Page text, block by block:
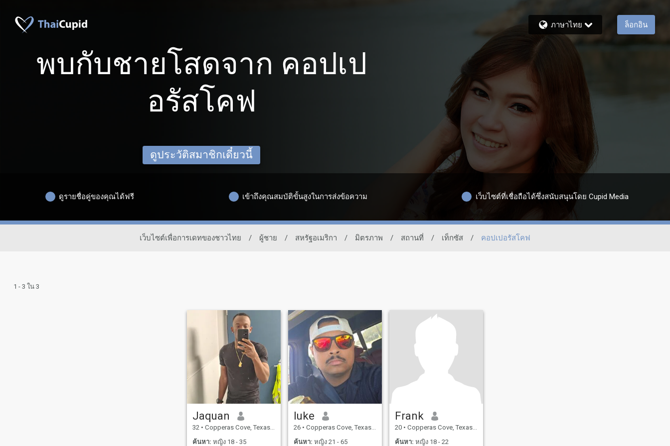
ภาษาไทย ล็อกอิน
พบกับชายโสดจาก คอปเป
อรัสโคฟ
ดูประวัติสมาชิกเดี๋ยวนี้
ดูรายชื่อคู่ของคุณได้ฟรี เข้าถึงคุณสมบัติขั้นสูงในการส่งข้อความ เว็บไซต์ที่เชื่อถือได้ซึ่งสนับสนุนโดย Cupid Media
เว็บไซต์เพื่อการเดทของชาวไทย / ผู้ชาย / สหรัฐอเมริกา / มิตรภาพ / สถานที่ / เท็กซัส / คอปเปอรัสโคฟ
1 - 3 ใน 3
Jaquan
32 • Copperas Cove, Texas, สหรัฐอเมริกา
ค้นหา: หญิง 18 - 35
luke
26 • Copperas Cove, Texas, สหรัฐอเมริกา
ค้นหา: หญิง 21 - 65
Frank
20 • Copperas Cove, Texas, สหรัฐอเมริกา
ค้นหา: หญิง 18 - 22